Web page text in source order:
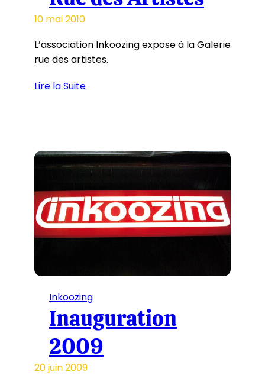
10 mai 2010
L’association Inkoozing expose à la Galerie
rue des artistes.
Lire la Suite
Inkoozing
Inauguration
2009
20 juin 2009